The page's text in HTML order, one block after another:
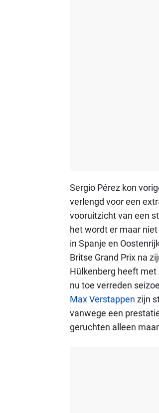
Sergio Pérez kon
verlengd voor een
vooruitzicht van een
het wordt er maar
in Spanje en
Britse Grand Prix na
Hülkenberg heeft met
nu toe verreden
Max Verstappen zijn
vanwege een
geruchten alleen